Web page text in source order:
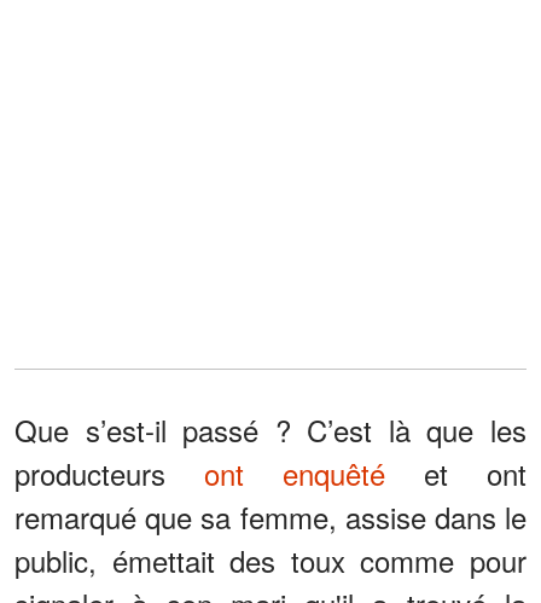
Que s’est-il passé ? C’est là que les
producteurs ont enquêté et ont
remarqué que sa femme, assise dans le
public, émettait des toux comme pour